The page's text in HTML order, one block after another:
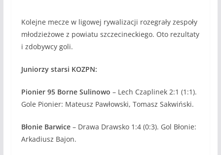
Kolejne mecze w ligowej rywalizacji rozegrały zespoły
młodzieżowe z powiatu szczecineckiego. Oto rezultaty
i zdobywcy goli.
Juniorzy starsi KOZPN:
Pionier 95 Borne Sulinowo – Lech Czaplinek 2:1 (1:1).
Gole Pionier: Mateusz Pawłowski, Tomasz Sakwiński.
Błonie Barwice – Drawa Drawsko 1:4 (0:3). Gol Błonie:
Arkadiusz Bajon.